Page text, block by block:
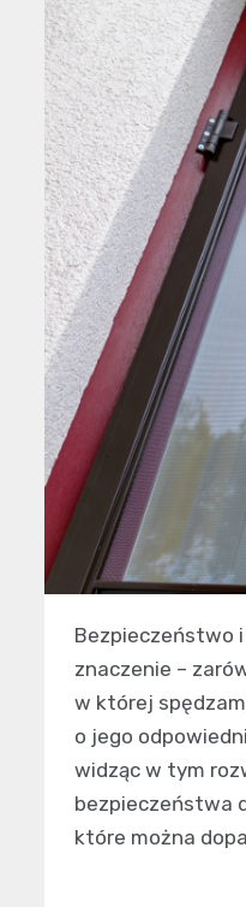
Bezpieczeństwo
znaczenie –
w której
o jego
widząc w tym
bezpieczeństwa
które można